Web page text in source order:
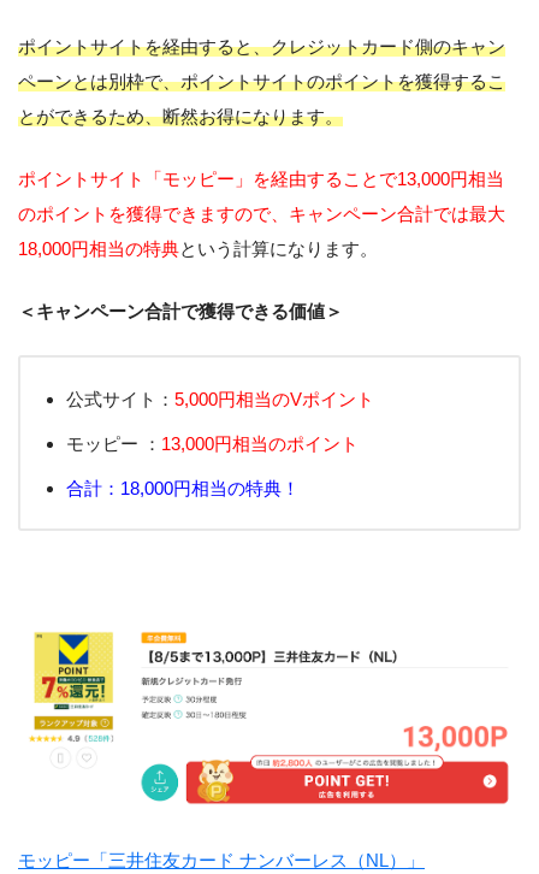
ポイントサイトを経由すると、クレジットカード側のキャン
ペーンとは別枠で、ポイントサイトのポイントを獲得するこ
とができるため、断然お得になります。
ポイントサイト「モッピー」を経由することで13,000円相当
のポイントを獲得できますので、キャンペーン合計では最大
18,000円相当の特典という計算になります。
＜キャンペーン合計で獲得できる価値＞
公式サイト： 5,000円相当のVポイント
モッピー ： 13,000円相当のポイント
合計：18,000円相当の特典！
モッピー「三井住友カード ナンバーレス（NL）」